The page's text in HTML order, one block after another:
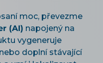
moc, převezme
(AI) napojený na
vygeneruje
doplní stávající